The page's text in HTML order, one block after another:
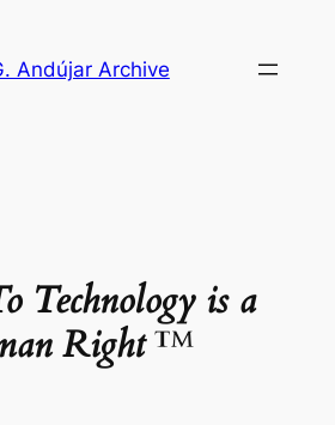
Andújar Archive
Technology is a
Right™